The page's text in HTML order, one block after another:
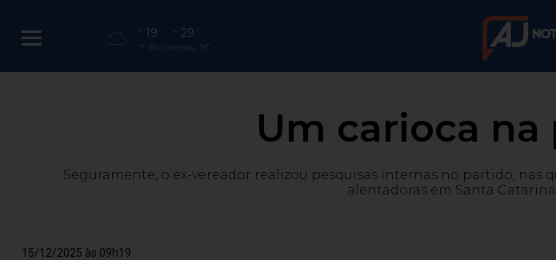
19 29
Blumenau, SC
Um carioca na
Seguramente, o ex-vereador realizou pesquisas internas no partido, nas
alentadoras em Santa
15/12/2025 às 09h19